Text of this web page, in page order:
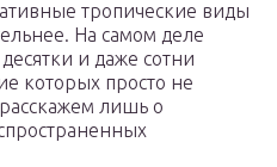
тропические виды
На самом деле
и даже сотни
которых просто не
лишь о